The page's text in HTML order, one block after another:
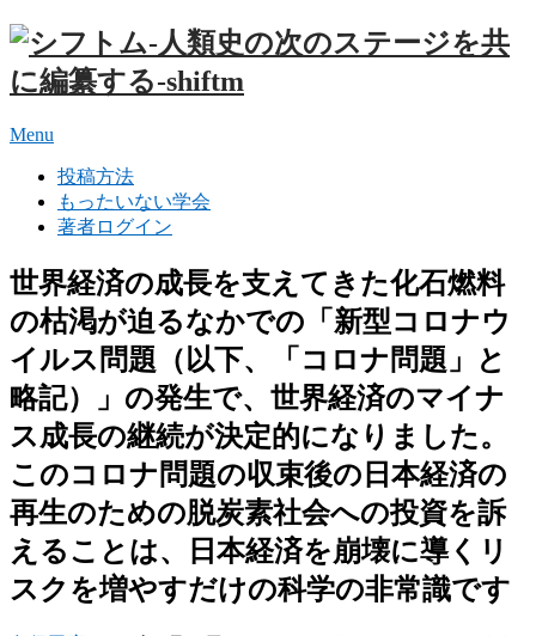
Menu
投稿方法
もったいない学会
著者ログイン
世界経済の成長を支えてきた化石燃料
の枯渇が迫るなかでの「新型コロナウ
イルス問題（以下、「コロナ問題」と
略記）」の発生で、世界経済のマイナ
ス成長の継続が決定的になりました。
このコロナ問題の収束後の日本経済の
再生のための脱炭素社会への投資を訴
えることは、日本経済を崩壊に導くリ
スクを増やすだけの科学の非常識です